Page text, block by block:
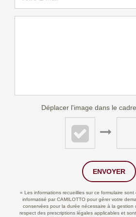
Déplacer l'image dans le
ENVOYER
« Les informations recueillies sur ce formulaire
informatisé par CAMILOTTO pour gérer votre
conservées pour la durée nécessaire à la gestion
respect des prescriptions légales applicables et